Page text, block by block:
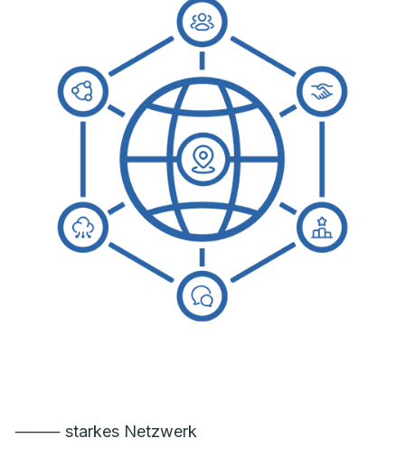
⸻ starkes Netzwerk